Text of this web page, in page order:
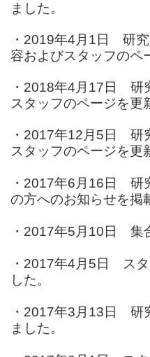
ました。
・ 2019年4月1日 研究
容およびスタッフのペ
・ 2018年4月17日 研
スタッフのページを更
・ 2017年12月5日 研
スタッフのページを更
・2017年6月16日 研
の方へのお知らせを掲
・2017年5月10日 集
・2017年4月5日 ス
した。
・2017年3月13日 研
ました。